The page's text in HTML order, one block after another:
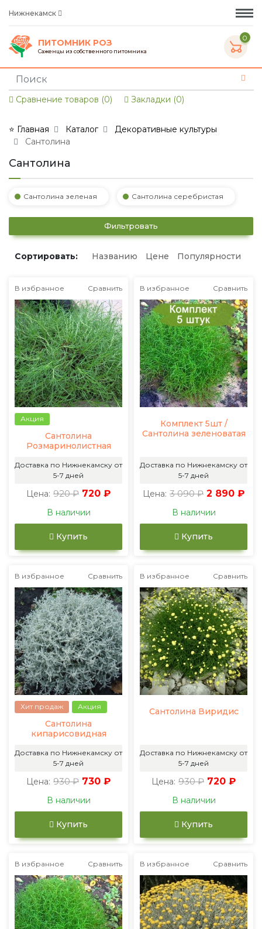
Нижнекамск
ПИТОМНИК РОЗ
Саженцы из собственного питомника
0
Сравнение товаров (0) Закладки (0)
⭐ Главная Каталог
Декоративные культуры
Сантолина
Сантолина
Сантолина зеленая Сантолина серебристая
Фильтровать
Сортировать: Названию Цене Популярности
В избранное Сравнить
Акция
Сантолина
Розмаринолистная
Доставка по Нижнекамску от
5-7 дней
Цена: 920 ₽ 720 ₽
В наличии
Купить
В избранное Сравнить
Комплект 5шт /
Сантолина зеленоватая
Доставка по Нижнекамску от
5-7 дней
Цена: 3 090 ₽ 2 890 ₽
В наличии
Купить
В избранное Сравнить
Хит продаж Акция
Сантолина
кипарисовидная
Доставка по Нижнекамску от
5-7 дней
Цена: 930 ₽ 730 ₽
В наличии
Купить
В избранное Сравнить
Сантолина Виридис
Доставка по Нижнекамску от
5-7 дней
Цена: 930 ₽ 720 ₽
В наличии
Купить
В избранное Сравнить В избранное Сравнить